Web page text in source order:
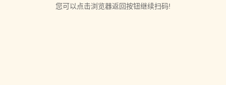
您可以点击浏览器返回按钮继续扫码!